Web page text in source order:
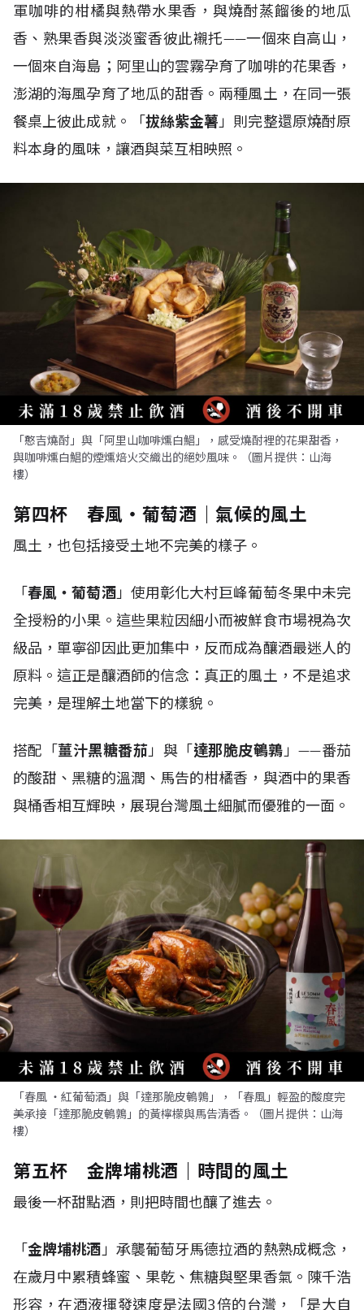
軍咖啡的柑橘與熱帶水果香，與燒酎蒸餾後的地瓜
香、熟果香與淡淡蜜香彼此襯托——一個來自高山，
一個來自海島；阿里山的雲霧孕育了咖啡的花果香，
澎湖的海風孕育了地瓜的甜香。兩種風土，在同一張
餐桌上彼此成就。「拔絲紫金薯」則完整還原燒酎原
料本身的風味，讓酒與菜互相映照。
「憨吉燒酎」與「阿里山咖啡燻白鯧」，感受燒酎裡的花果甜香，
與咖啡燻白鯧的煙燻焙火交織出的絕妙風味。（圖片提供：山海
樓）
第四杯 春風・葡萄酒｜氣候的風土
風土，也包括接受土地不完美的樣子。
「春風・葡萄酒」使用彰化大村巨峰葡萄冬果中未完
全授粉的小果。這些果粒因細小而被鮮食市場視為次
級品，單寧卻因此更加集中，反而成為釀酒最迷人的
原料。這正是釀酒師的信念：真正的風土，不是追求
完美，是理解土地當下的樣貌。
搭配「薑汁黑糖番茄」與「達那脆皮鵪鶉」——番茄
的酸甜、黑糖的溫潤、馬告的柑橘香，與酒中的果香
與桶香相互輝映，展現台灣風土細膩而優雅的一面。
「春風 ・紅葡萄酒」與「達那脆皮鵪鶉」，「春風」輕盈的酸度完
美承接「達那脆皮鵪鶉」的黃檸檬與馬告清香。（圖片提供：山海
樓）
第五杯 金牌埔桃酒｜時間的風土
最後一杯甜點酒，則把時間也釀了進去。
「金牌埔桃酒」承襲葡萄牙馬德拉酒的熱熟成概念，
在歲月中累積蜂蜜、果乾、焦糖與堅果香氣。陳千浩
形容，在酒液揮發速度是法國3倍的台灣，「是大自